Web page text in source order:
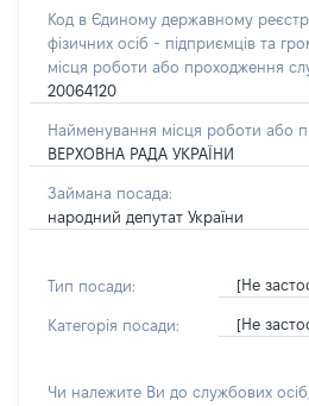
Код в Єдиному державному
фізичних осіб - підприємців та
місця роботи або проходження
20064120
Найменування місця роботи або
ВЕРХОВНА РАДА УКРАЇНИ
Займана посада:
народний депутат України
Тип посади: [Не
Категорія посади: [Не
Чи належите Ви до службових